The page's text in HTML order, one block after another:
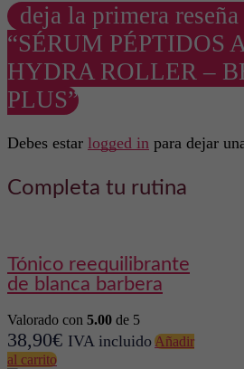
deja la primera reseña
“SÉRUM PÉPTIDOS
HYDRA ROLLER –
PLUS”
Debes estar logged in para dejar
Completa tu rutina
tónico reequilibrante
de blanca barbera
Valorado con 5.00 de 5
38,90€ IVA incluidoAñadir
al carrito